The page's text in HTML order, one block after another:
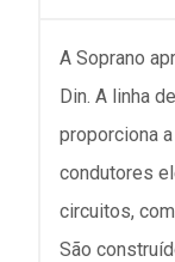
A Soprano
Din. A linha
proporciona
condutores
circuitos,
São